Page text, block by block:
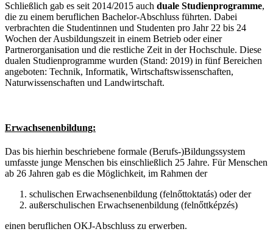
Schließlich gab es seit 2014/2015 auch duale Studienprogramme,
die zu einem beruflichen Bachelor-Abschluss führten. Dabei
verbrachten die Studentinnen und Studenten pro Jahr 22 bis 24
Wochen der Ausbildungszeit in einem Betrieb oder einer
Partnerorganisation und die restliche Zeit in der Hochschule. Diese
dualen Studienprogramme wurden (Stand: 2019) in fünf Bereichen
angeboten: Technik, Informatik, Wirtschaftswissenschaften,
Naturwissenschaften und Landwirtschaft.
Erwachsenenbildung:
Das bis hierhin beschriebene formale (Berufs-)Bildungssystem
umfasste junge Menschen bis einschließlich 25 Jahre. Für Menschen
ab 26 Jahren gab es die Möglichkeit, im Rahmen der
schulischen Erwachsenenbildung (felnőttoktatás) oder der
außerschulischen Erwachsenenbildung (felnőttképzés)
einen beruflichen OKJ-Abschluss zu erwerben.